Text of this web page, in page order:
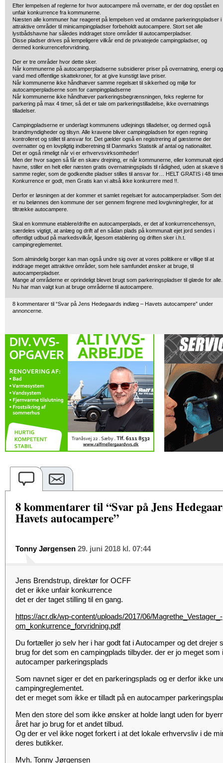
Efter lempelsen af reglerne for hvor autocampere må overnatte, er der dog opstået en
unfair konkurrence fra kommunerne.
Næsten alle kommuner har reageret på lempelsen ved at omdanne parkeringspladser i
attraktive områder til minicampingpladser forbeholdt autocampere. Stort set alle
lystbådshavne har således inddraget store områder til autocamperpladser.
Disse pladser drives på lempeligere vilkår end de privatejede campingpladser, og
dermed konkurrenceforvridning.
Der er tre områder hvor dette sker.
Når kommunerne på autocamperpladserne subsidierer priser på overnatning, energi og
vand med offentlige skattekroner, for at give kunstigt lave priser.
Når kommunerne ikke håndhæver samme regelsæt til sikkerhed og miljø for
autocamperpladserne som for campingpladserne
Når kommunerne ikke håndhæver parkeringsbegrænsningen, feks reglerne for
parkering på max 4 timer, så det er tale om parkeringstilladelse, ikke overnatnings
tilladelser.
Campingpladserne er underlagt kommunens udlejnings tilladelser, og dermed også
brandmyndigheder og tilsyn. Alle kravene bliver campingpladsen for egen regning
kontrolleret og stillet til ansvar for. Det gælder også en registrering af gæsterne der
overnatter og en lovpligtig indberetning til Danmarks Statistik af antal og nationalitet.
Det er også rimeligt når vi er erhvervsvirksomheder!
Men der hvor sagen så får en skæv drejning, er når kommunerne, eller kommunalt
havne, stiller en helt eller næsten gratis overnatningsplads til rådighed, uden at skæve
samme regler, som de godkendte pladser stilles til ansvar for… HELT GRATIS i 48
Konkurrence er godt, men Gratis kan vi altså ikke konkurrere med !!.
Derfor er løsningen at der kommer et samlet regelsæt for autocamperpladser. Som det
er nu belønnes den kommune der ser gennem fingrene med lovgivning/regler, for at
tiltrække autocampere.
Skal en kommune etablere/drifte en autocamperplads, er det af konkurrencehensyn,
særdeles vigtigt, at anlæg og drift af en sådan plads på kommunalt ejet jord sendes i
offentligt udbud på markedsvilkår, ligesom etablering og driften sker i.h.t.
campingreglementet.
Som almindelig borger kan man også undre sig over at vores politikere er villige til at
inddrage meget attraktive områder, som hele samfundet ønsker at bruge, til
autocamperpladser.
Mange af områderne er oprindeligt blevet brugt som parkeringspladser til glæde for alle.
Nu har man valgt kun at bruge områderne til autocampere.
8 kommentarer til “Svar på Jens Hedegaards indlæg – Havets autocampere” under
annoncerne.
8 kommentarer til “Svar på Jens
Havets autocampere”
Tonny Jørgensen 29. juni 2018 kl. 07:44
Jens Brendstrup, direktør for OCFF
det er ikke unfair konkurrence
det er der taget stilling til en gang.
https://acr.dk/wp-content/uploads/2017/06/Magrethe_Vestager_-
om_konkurrence_forvridning.pdf
Du fortæller jo selv her i har godt fat i Autocamper og det drejer
brug for det som en campingplads tilbyder. der er jo meget
autocamper parkeringsplads
Som navnet siger er det en parkeringsplads og er derfor ikke
campingreglementet.
det er meget som ikke er tilladt på en autocamper
Men den store del som ikke ønsker at holde langt uden for
året har jo brug for et andet tilbud.
Og der er vel ikke noget forkert i at det lokale erhvervsliv i de
deres butikker.
Mvh. Tonny Jørgensen